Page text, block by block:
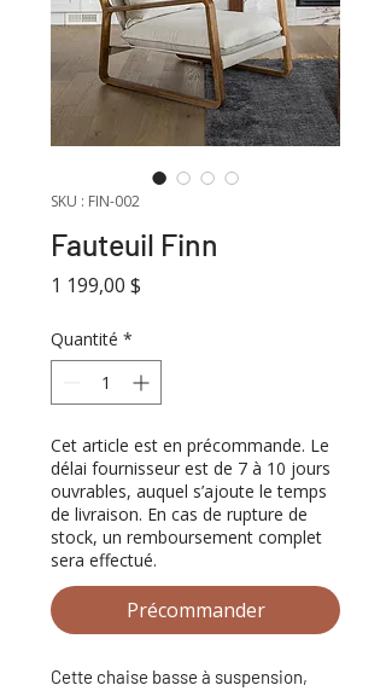
SKU : FIN-002
Fauteuil Finn
1 199,00 $
Quantité *
Cet article est en précommande. Le
délai fournisseur est de 7 à 10 jours
ouvrables, auquel s’ajoute le temps
de livraison. En cas de rupture de
stock, un remboursement complet
sera effectué.
Précommander
Cette chaise basse à suspension,